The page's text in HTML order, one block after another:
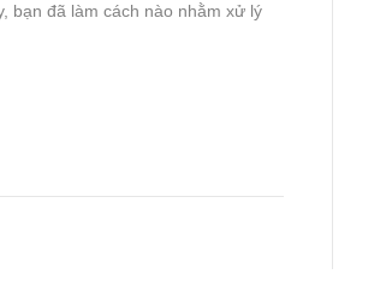
bạn đã làm cách nào nhằm xử lý